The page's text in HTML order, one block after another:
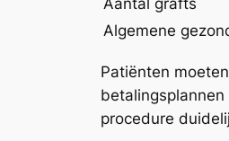
Aantal grafts
Algemene
Patiënten
procedure